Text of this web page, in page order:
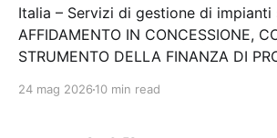
Italia – Servizi di gestione di
AFFIDAMENTO IN CONCESSIONE,
STRUMENTO DELLA FINANZA DI
DELLA PROGETTAZIONE
24 mag 2026 10 min read